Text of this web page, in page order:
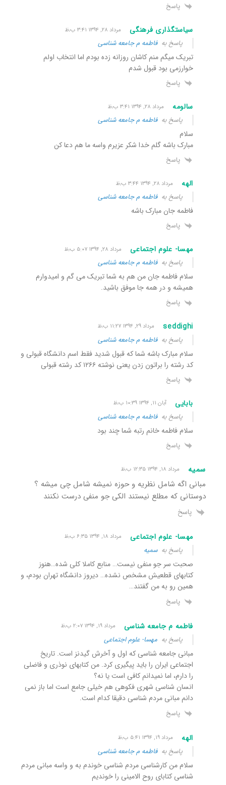
پاسخ
سیاستگذاری فرهنگی مرداد ۲۸, ۱۳۹۴ ۳:۴۱ ب٫ظ
پاسخ بهفاطمه م جامعه شناسی
تبریک میگم منم کاشان روزانه زده بودم اما انتخاب اولم
خوارزمی بود قبول شدم
پاسخ
سالومه مرداد ۲۸, ۱۳۹۴ ۳:۴۱ ب٫ظ
پاسخ بهفاطمه م جامعه شناسی
سلام
مبارک باشه گلم خدا شکر عزیرم واسه ما هم دعا کن
پاسخ
الهه مرداد ۲۸, ۱۳۹۴ ۳:۴۴ ب٫ظ
پاسخ بهفاطمه م جامعه شناسی
فاطمه جان مبارک باشه
پاسخ
مهسا- علوم اجتماعی مرداد ۲۸, ۱۳۹۴ ۵:۰۷ ب٫ظ
پاسخ بهفاطمه م جامعه شناسی
سلام فاطمه جان من هم به شما تبریک می گم و امیدوارم
همیشه و در همه جا موفق باشید.
پاسخ
seddighi مرداد ۲۹, ۱۳۹۴ ۱۱:۲۷ ب٫ظ
پاسخ بهفاطمه م جامعه شناسی
سلام مبارک باشه شما که قبول شدید فقط اسم دانشگاه قبولی و
کد رشته را براتون زدن یعنی نوشته ۱۲۶۶ کد رشته قبولی
پاسخ
بابایی آبان ۱۱, ۱۳۹۴ ۱۰:۳۹ ب٫ظ
پاسخ بهفاطمه م جامعه شناسی
سلام فاطمه خانم رتبه شما چند بود
پاسخ
سمیه مرداد ۱۸, ۱۳۹۴ ۱۲:۳۵ ب٫ظ
مبانی اگه شامل نظریه و حوزه نمیشه شامل چی میشه ؟
دوستانی که مطلع نیستند الکی جو منفی درست نکنند
پاسخ
مهسا- علوم اجتماعی مرداد ۱۸, ۱۳۹۴ ۶:۳۵ ب٫ظ
پاسخ بهسمیه
صحبت سر جو منفی نیست… منابع کاملا کلی شده…هنوز
کتابهای قطعیش مشخص نشده… دیروز دانشگاه تهران بودم، و
همین رو به من گفتند…
پاسخ
فاطمه م جامعه شناسی مرداد ۱۹, ۱۳۹۴ ۲:۰۷ ب٫ظ
پاسخ به مهسا- علوم اجتماعی
مبانی جامعه شناسی که اول و آخرش گیدنز است. تاریخ
اجتماعی ایران را باید پیگیری کرد. من کتابهای نوذری و فاضلی
را دارم، اما نمیدانم کافی است یا نه؟
انسان شناسی شهری فکوهی هم خیلی جامع است اما باز نمی
دانم مبانی مردم شناسی دقیقا کدام است.
پاسخ
الهه مرداد ۱۹, ۱۳۹۴ ۵:۴۱ ب٫ظ
پاسخ بهفاطمه م جامعه شناسی
سلام من کارشناسی مردم شناسی خوندم به و واسه مبانی مردم
شناسی کتابای روح الامینی را خوندیم